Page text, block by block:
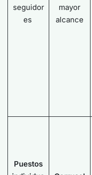
seguidor
es
mayor
alcance
Puestos